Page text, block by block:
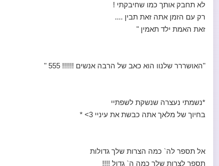
לא תחבק אותך כמו שחיבקתי !
רק עם הזמן אתה זאת תבין ....
זאת האמת ילד תאמין "
"האושררר שלנוו הוא כאב של הרבה אנשים !!!!!! 555 "
*נשמתי נעצרה שנשקת לשפתיי
בחיוך של מלאך אתה כבשת את עיניי 3> *
אל תספר לה` כמה הצרות שלך גדולות
תספר לצרות שלך כמה ה` גדול !!!!